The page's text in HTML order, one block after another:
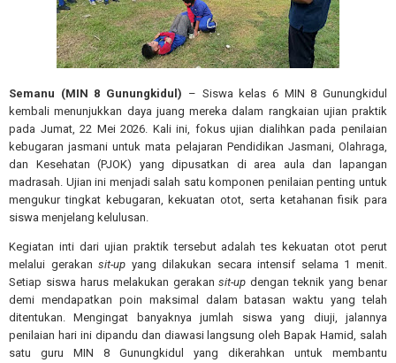
Semanu (MIN 8 Gunungkidul) – Siswa kelas 6 MIN 8 Gunungkidul
kembali menunjukkan daya juang mereka dalam rangkaian ujian praktik
pada Jumat, 22 Mei 2026. Kali ini, fokus ujian dialihkan pada penilaian
kebugaran jasmani untuk mata pelajaran Pendidikan Jasmani, Olahraga,
dan Kesehatan (PJOK) yang dipusatkan di area aula dan lapangan
madrasah. Ujian ini menjadi salah satu komponen penilaian penting untuk
mengukur tingkat kebugaran, kekuatan otot, serta ketahanan fisik para
siswa menjelang kelulusan.
Kegiatan inti dari ujian praktik tersebut adalah tes kekuatan otot perut
melalui gerakansit-up yang dilakukan secara intensif selama 1 menit.
Setiap siswa harus melakukan gerakansit-up dengan teknik yang benar
demi mendapatkan poin maksimal dalam batasan waktu yang telah
ditentukan. Mengingat banyaknya jumlah siswa yang diuji, jalannya
penilaian hari ini dipandu dan diawasi langsung oleh Bapak Hamid, salah
satu guru MIN 8 Gunungkidul yang dikerahkan untuk membantu